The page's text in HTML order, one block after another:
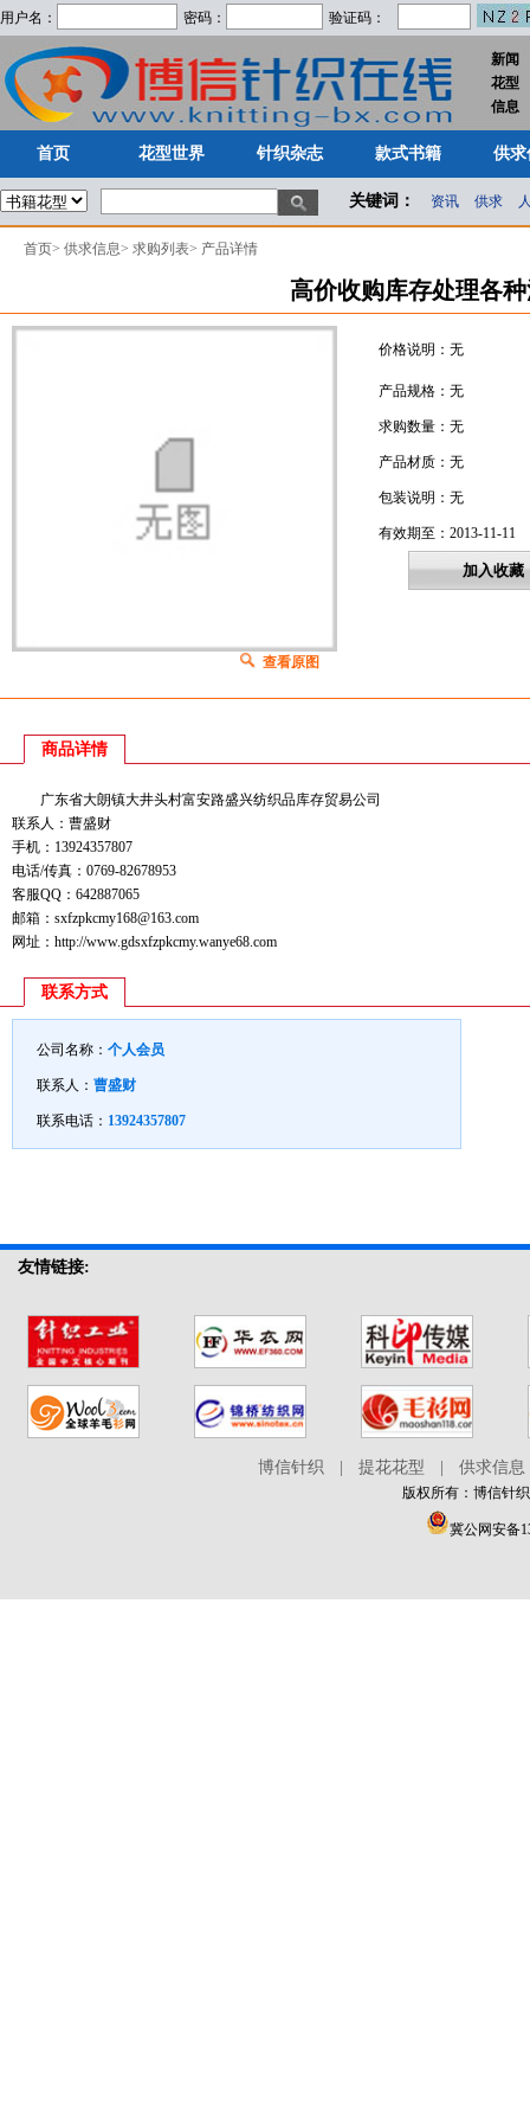
用户名： 密码： 验证码：
新闻
花型
信息
首页
首页
花型世界
花型世界
针织杂志
针织杂志
款式书籍
款式书籍
供求
供求
关键词： 资讯 供求
首页> 供求信息> 求购列表> 产品详情
高价收购库存处理各
查看原图
价格说明：无
产品规格：无
求购数量：无
产品材质：无
包装说明：无
有效期至：2013-11-11
商品详情
广东省大朗镇大井头村富安路盛兴纺织品库存贸易公司
联系人：曹盛财
手机：13924357807
电话/传真：0769-82678953
客服QQ：642887065
邮箱：sxfzpkcmy168@163.com
网址：http://www.gdsxfzpkcmy.wanye68.com
联系方式
公司名称： 个人会员
联系人： 曹盛财
联系电话： 13924357807
友情链接:
博信针织 提花花型 供求信息
版权所有：博信针
冀公网安备